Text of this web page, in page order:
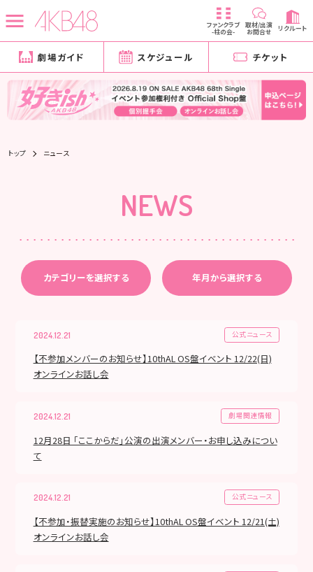
ファンクラブ
-柱の会-
取材/出演
お問合せ リクルート
劇場ガイド スケジュール チケット
トップ ニュース
NEWS
カテゴリーを選択する 年月から選択する
2024.12.21 公式ニュース
【不参加メンバーのお知らせ】10thAL OS盤イベント 12/22(日)
オンラインお話し会
2024.12.21 劇場関連情報
12月28日 「ここからだ」公演の出演メンバー・お申し込みについ
て
2024.12.21 公式ニュース
【不参加・振替実施のお知らせ】10thAL OS盤イベント 12/21(土)
オンラインお話し会